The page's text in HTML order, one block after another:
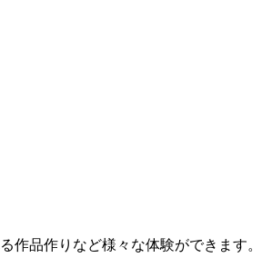
作品作りなど様々な体験ができます。